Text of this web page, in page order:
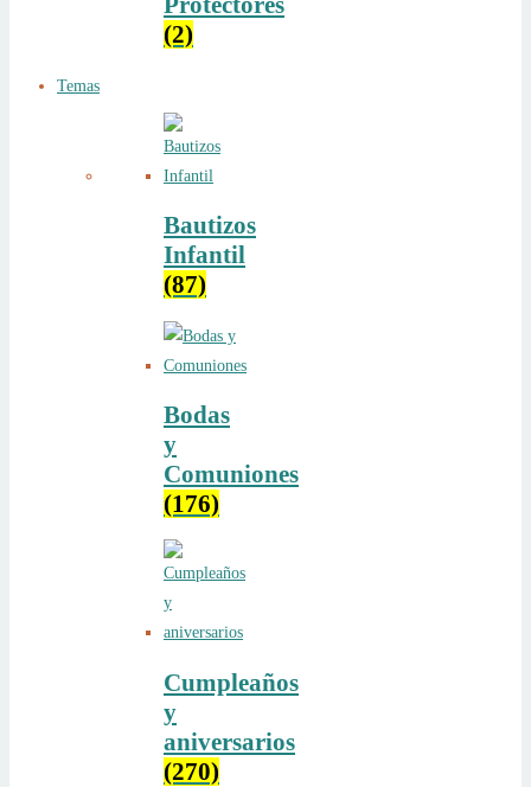
(2)
Temas
Bautizos
Infantil
(87)
Bodas
y
Comuniones
(176)
Cumpleaños
y
aniversarios
(270)